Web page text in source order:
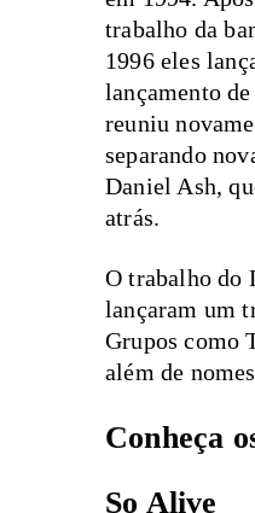
trabalho da
1996 eles
lançamento de
reuniu
separando
Daniel Ash,
atrás.
O trabalho do
lançaram um
Grupos como
além de
Conheça
So Alive